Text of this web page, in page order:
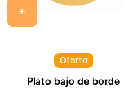
Oferta
Plato bajo de borde